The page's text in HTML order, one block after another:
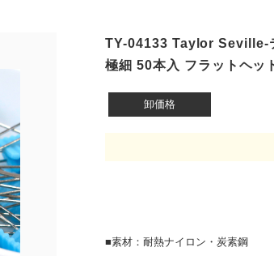
TY-04133 Taylor Seville-
極細 50本入 フラットヘッ
卸価格
■素材：耐熱ナイロン・炭素鋼